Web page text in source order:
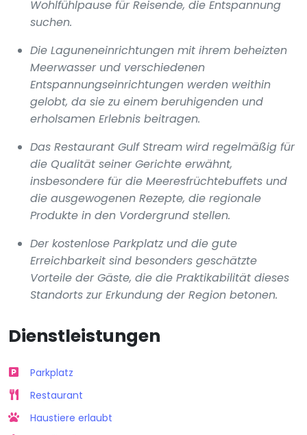
Wohlfühlpause für Reisende, die Entspannung
suchen.
Die Laguneneinrichtungen mit ihrem beheizten
Meerwasser und verschiedenen
Entspannungseinrichtungen werden weithin
gelobt, da sie zu einem beruhigenden und
erholsamen Erlebnis beitragen.
Das Restaurant Gulf Stream wird regelmäßig für
die Qualität seiner Gerichte erwähnt,
insbesondere für die Meeresfrüchtebuffets und
die ausgewogenen Rezepte, die regionale
Produkte in den Vordergrund stellen.
Der kostenlose Parkplatz und die gute
Erreichbarkeit sind besonders geschätzte
Vorteile der Gäste, die die Praktikabilität dieses
Standorts zur Erkundung der Region betonen.
Dienstleistungen
Parkplatz
Restaurant
Haustiere erlaubt